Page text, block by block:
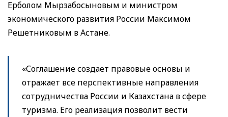
Ерболом Мырзабосыновым и министром
экономического развития России Максимом
Решетниковым в Астане.
«Соглашение создает правовые основы и
отражает все перспективные направления
сотрудничества России и Казахстана в сфере
туризма. Его реализация позволит вести